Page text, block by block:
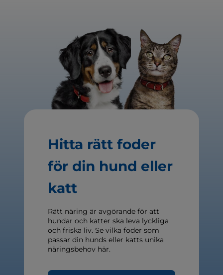
Hitta rätt foder
för din hund eller
katt
Rätt näring är avgörande för att
hundar och katter ska leva lyckliga
och friska liv. Se vilka foder som
passar din hunds eller katts unika
näringsbehov här.